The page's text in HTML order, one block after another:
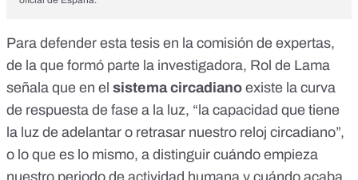
Para defender esta tesis en la comisión de expertas,
de la que formó parte la investigadora, Rol de Lama
señala que en el sistema circadiano existe la curva
de respuesta de fase a la luz, “la capacidad que tiene
la luz de adelantar o retrasar nuestro reloj circadiano”,
o lo que es lo mismo, a distinguir cuándo empieza